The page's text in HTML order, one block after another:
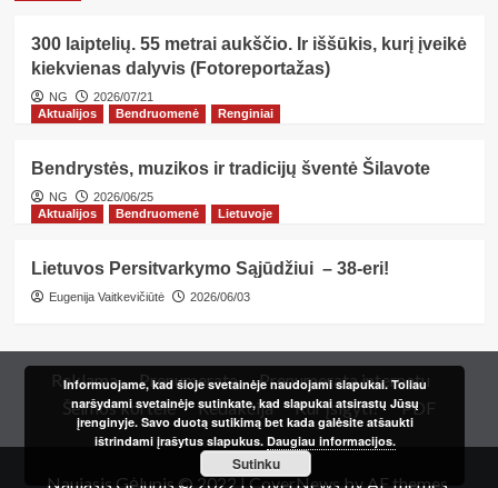
300 laiptelių. 55 metrai aukščio. Ir iššūkis, kurį įveikė
kiekvienas dalyvis (Fotoreportažas)
NG
2026/07/21
Aktualijos
Bendruomenė Renginiai
Bendrystės, muzikos ir tradicijų šventė Šilavote
NG
2026/06/25
Aktualijos
Bendruomenė Lietuvoje
Lietuvos Persitvarkymo Sąjūdžiui – 38-eri!
Eugenija Vaitkevičiūtė 2026/06/03
Reklama Prenumerata
Prenumerata internetu
Šeimos kortelė
Redakcija Kur įsigyti? PDF
Naujasis Gėlupis © 2022|CoverNews by AF themes.
Informuojame, kad šioje svetainėje naudojami slapukai. Toliau
naršydami svetainėje sutinkate, kad slapukai atsirastų Jūsų
įrenginyje. Savo duotą sutikimą bet kada galėsite atšaukti
ištrindami įrašytus slapukus. Daugiau informacijos.
Sutinku